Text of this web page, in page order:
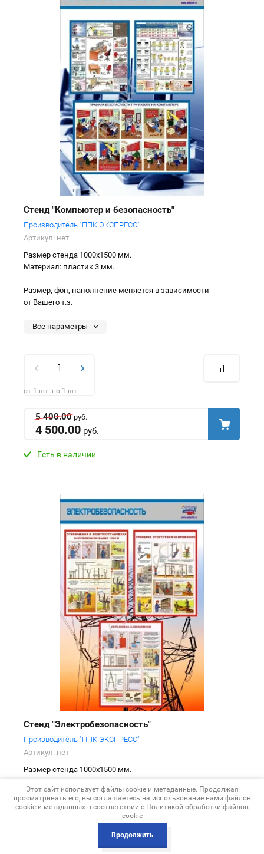
Стенд "Компьютер и безопасность"
Производитель "ППК ЭКСПРЕСС"
Артикул: нет
Размер стенда 1000х1500 мм.
Материал: пластик 3 мм.
Размер, фон, наполнение меняется в зависимости
от Вашего т.з.
Все параметры
от 1 шт. по 1 шт.
5 400.00руб.
4 500.00 руб.
Есть в наличии
Стенд "Электробезопасность"
Производитель "ППК ЭКСПРЕСС"
Артикул: нет
Размер стенда 1000х1500 мм.
Материал: пластик 3 мм.
Размер, фон, наполнение меняется в зависимости
Этот сайт использует файлы cookie и метаданные. Продолжая
просматривать его, вы соглашаетесь на использование нами файлов
cookie и метаданных в соответствии с Политикой обработки файлов
cookie
Продолжить